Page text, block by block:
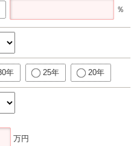
％
年 25年 20年
万円